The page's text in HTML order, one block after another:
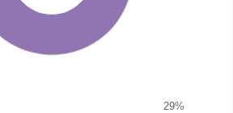
%
29